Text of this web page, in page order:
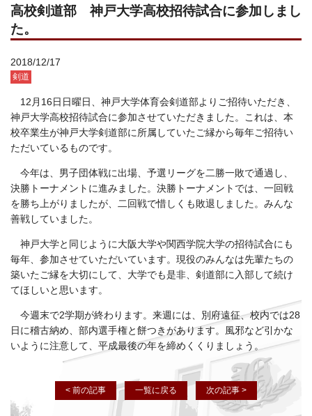
高校剣道部 神戸大学高校招待試合に参加しまし
た。
2018/12/17
剣道
12月16日日曜日、神戸大学体育会剣道部よりご招待いただき、
神戸大学高校招待試合に参加させていただきました。これは、本
校卒業生が神戸大学剣道部に所属していたご縁から毎年ご招待い
ただいているものです。
今年は、男子団体戦に出場、予選リーグを二勝一敗で通過し、
決勝トーナメントに進みました。決勝トーナメントでは、一回戦
を勝ち上がりましたが、二回戦で惜しくも敗退しました。みんな
善戦していました。
神戸大学と同じように大阪大学や関西学院大学の招待試合にも
毎年、参加させていただいています。現役のみんなは先輩たちの
築いたご縁を大切にして、大学でも是非、剣道部に入部して続け
てほしいと思います。
今週末で2学期が終わります。来週には、別府遠征、校内では28
日に稽古納め、部内選手権と餅つきがあります。風邪など引かな
いように注意して、平成最後の年を締めくくりましょう。
< 前の記事 一覧に戻る 次の記事 >